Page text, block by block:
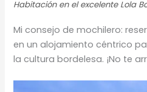
Habitación en el excelente Lola
Mi consejo de mochilero:
en un alojamiento céntrico
la cultura bordelesa. ¡No te